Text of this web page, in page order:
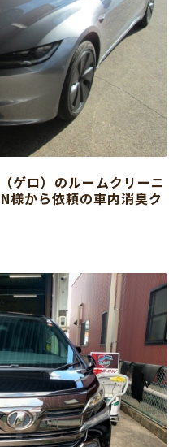
ゲロ）のルームクリーニ
様から依頼の車内消臭ク